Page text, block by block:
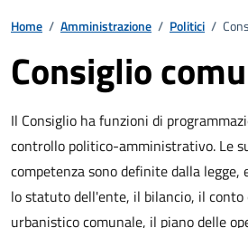
Home / Amministrazione / Politici /
Consiglio
Il Consiglio ha funzioni di
controllo politico-amministrativo. Le
competenza sono definite dalla
lo statuto dell'ente, il bilancio, il
urbanistico comunale, il piano delle